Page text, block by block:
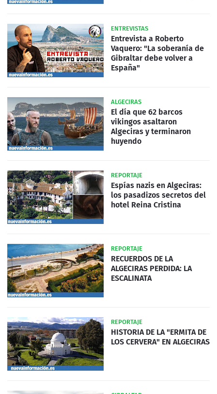
ENTREVISTAS
Entrevista a Roberto
Vaquero: "La soberanía de
Gibraltar debe volver a
España"
ALGECIRAS
El día que 62 barcos
vikingos asaltaron
Algeciras y terminaron
huyendo
REPORTAJE
Espías nazis en Algeciras:
los pasadizos secretos del
hotel Reina Cristina
REPORTAJE
RECUERDOS DE LA
ALGECIRAS PERDIDA: LA
ESCALINATA
REPORTAJE
HISTORIA DE LA "ERMITA DE
LOS CERVERA" EN ALGECIRAS